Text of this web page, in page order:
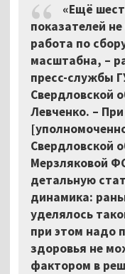
«Ещё
показателей
работа по
масштабна, –
пресс-службы
Свердловской
Левченко. –
Свердловской
Мерзляковой
детальную
динамика:
уделялось
при этом надо
здоровья не
фактором в